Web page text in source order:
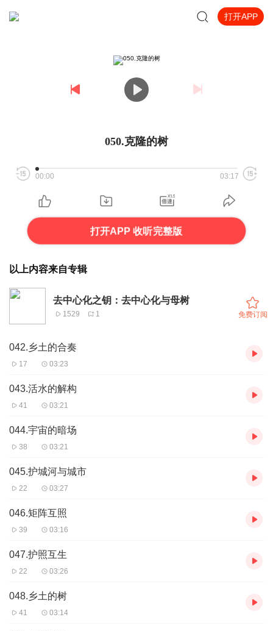
打开APP
050.克隆的树
00:00 03:17
打开APP 收听完整版
以上内容来自专辑
去中心化之钥：去中心化与母树
1529 1 免费订阅
042.乡土的合奏
17 03:23
043.活水的解构
41 03:21
044.宇宙的暗场
38 03:21
045.护城河与城市
22 03:27
046.矩阵互照
39 03:16
047.护照互生
22 03:26
048.乡土的树
41 03:14